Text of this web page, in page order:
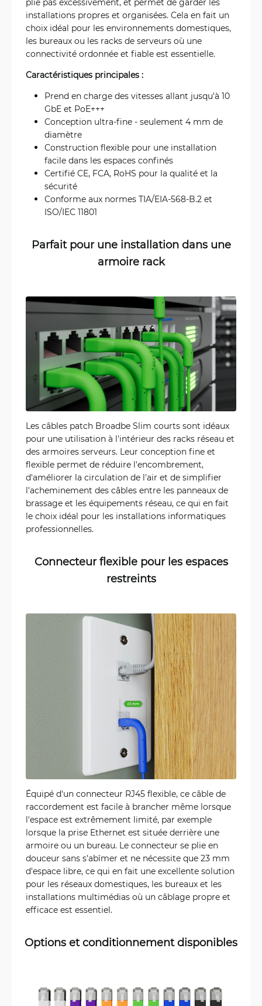
installations propres et organisées. Cela en fait un
choix idéal pour les environnements domestiques,
les bureaux ou les racks de serveurs où une
connectivité ordonnée et fiable est essentielle.
Caractéristiques principales :
Prend en charge des vitesses allant jusqu'à 10
GbE et PoE+++
Conception ultra-fine - seulement 4 mm de
diamètre
Construction flexible pour une installation
facile dans les espaces confinés
Certifié CE, FCA, RoHS pour la qualité et la
sécurité
Conforme aux normes TIA/EIA-568-B.2 et
ISO/IEC 11801
Parfait pour une installation dans une
armoire rack
Les câbles patch Broadbe Slim courts sont idéaux
pour une utilisation à l'intérieur des racks réseau et
des armoires serveurs. Leur conception fine et
flexible permet de réduire l'encombrement,
d'améliorer la circulation de l'air et de simplifier
l'acheminement des câbles entre les panneaux de
brassage et les équipements réseau, ce qui en fait
le choix idéal pour les installations informatiques
professionnelles.
Connecteur flexible pour les espaces
restreints
Équipé d'un connecteur RJ45 flexible, ce câble de
raccordement est facile à brancher même lorsque
l'espace est extrêmement limité, par exemple
lorsque la prise Ethernet est située derrière une
armoire ou un bureau. Le connecteur se plie en
douceur sans s'abîmer et ne nécessite que 23 mm
d'espace libre, ce qui en fait une excellente solution
pour les réseaux domestiques, les bureaux et les
installations multimédias où un câblage propre et
efficace est essentiel.
Options et conditionnement disponibles